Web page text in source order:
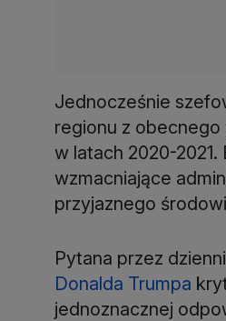
Jednocześnie
regionu z
w latach 2020-
wzmacniające
przyjaznego
Pytana przez
Donalda Trumpa
jednoznacznej